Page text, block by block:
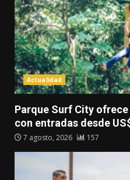
Actualidad
Parque Surf City
con entradas desde
7 agosto, 2026 157